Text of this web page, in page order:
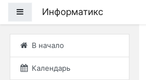
Боковая панель
Информатикс
В начало
Календарь